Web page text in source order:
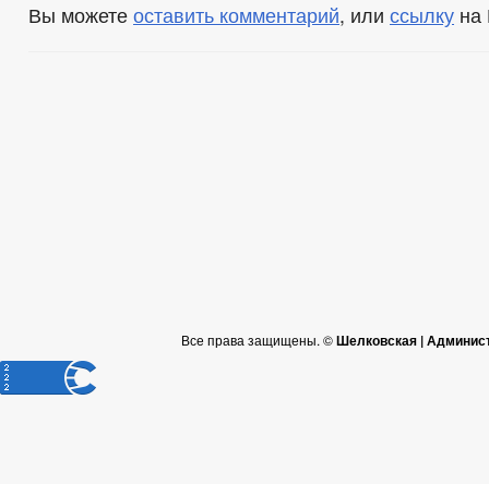
Вы можете оставить комментарий, или ссылку на
Все права защищены. ©Шелковская |